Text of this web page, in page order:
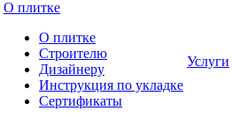
О плитке
О плитке
Строителю
Дизайнеру
Инструкция по укладке
Сертификаты
Услуги